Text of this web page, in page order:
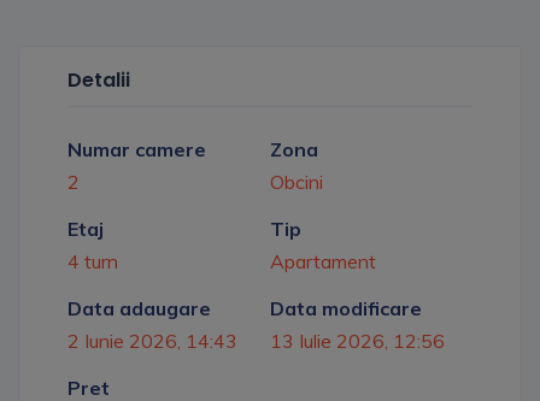
Detalii
Numar camere
2
Zona
Obcini
Etaj
4 turn
Tip
Apartament
Data adaugare
2 Iunie 2026, 14:43
Data modificare
13 Iulie 2026, 12:56
Pret